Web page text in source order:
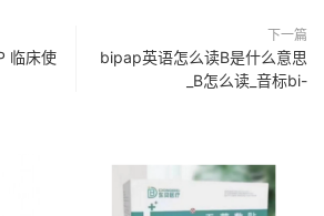
临床使
下一篇
bipap英语怎么读B是什么意思
_B怎么读_音标bi-